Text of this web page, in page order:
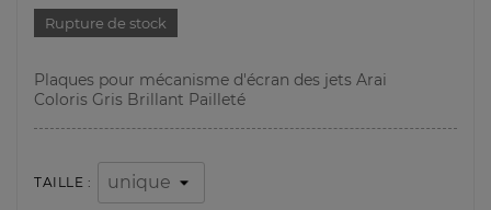
Rupture de stock
Plaques pour mécanisme d'écran des jets Arai
Coloris Gris Brillant Pailleté
TAILLE :